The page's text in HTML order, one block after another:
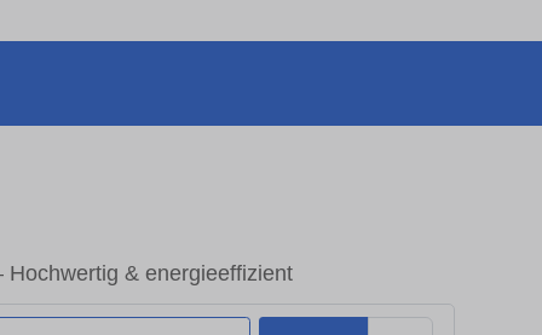
& energieeffizient